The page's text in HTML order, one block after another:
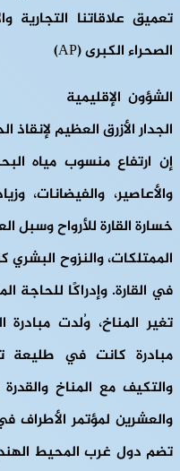
تعميق علاقاتنا التجارية
الصحراء الكبرى (AP)
الشؤون الإقليمية
الجدار الأزرق العظيم لإنقاذ
إن ارتفاع منسوب مياه
والأعاصير، والفيضانات،
خسارة القارة للأرواح وسبل
الممتلكات، والنزوح
في القارة. وإدراكًا للحاجة
مبادرة كانت في طليعة
والتكيف مع المناخ